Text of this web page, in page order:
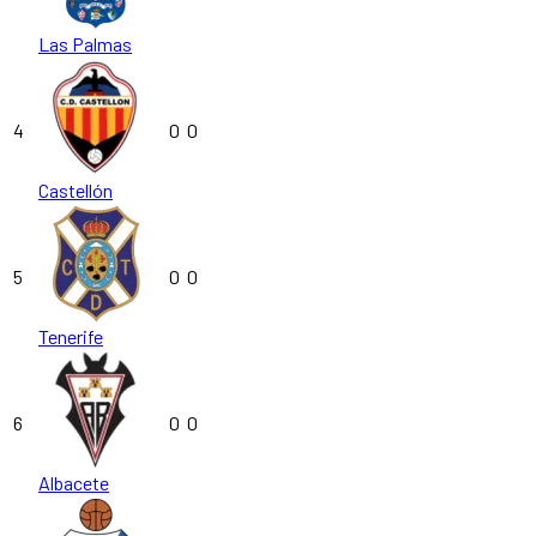
Las Palmas
4
Castellón
0 0
5
Tenerife
0 0
6
Albacete
0 0